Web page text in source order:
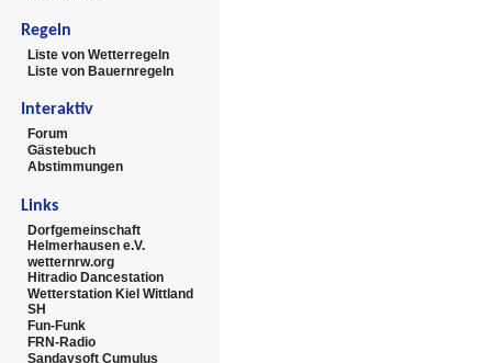
Regeln
Liste von Wetterregeln
Liste von Bauernregeln
Interaktiv
Forum
Gästebuch
Abstimmungen
Links
Dorfgemeinschaft
Helmerhausen e.V.
wetternrw.org
Hitradio Dancestation
Wetterstation Kiel Wittland
SH
Fun-Funk
FRN-Radio
Sandaysoft Cumulus